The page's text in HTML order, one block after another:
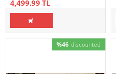
4,499.99 TL
%46 discounted